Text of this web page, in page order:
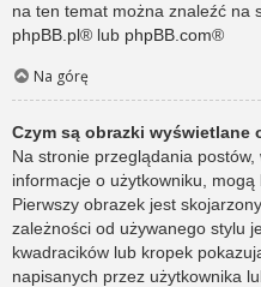
na ten temat można znaleźć na
phpBB.pl® lub phpBB.com®
Na górę
Czym są obrazki wyświetlane
Na stronie przeglądania
informacje o użytkowniku, mogą
Pierwszy obrazek jest
zależności od używanego stylu
kwadracików lub kropek
napisanych przez użytkownika